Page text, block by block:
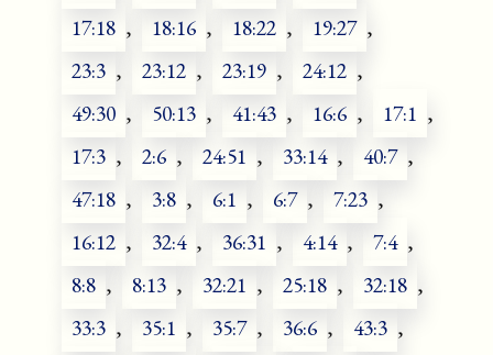
17:18 , 18:16 , 18:22 , 19:27 ,
23:3 , 23:12 , 23:19 , 24:12 ,
49:30 , 50:13 , 41:43 , 16:6 , 17:1 ,
17:3 , 2:6 , 24:51 , 33:14 , 40:7 ,
47:18 , 3:8 , 6:1 , 6:7 , 7:23 ,
16:12 , 32:4 , 36:31 , 4:14 , 7:4 ,
8:8 , 8:13 , 32:21 , 25:18 , 32:18 ,
33:3 , 35:1 , 35:7 , 36:6 , 43:3 ,